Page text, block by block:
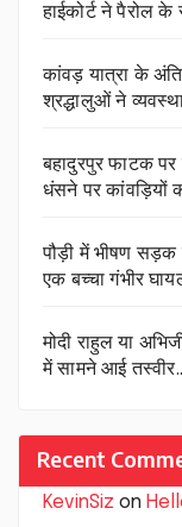
हाईकोर्ट ने पैरोल
कांवड़ यात्रा के
श्रद्धालुओं ने
बहादुरपुर फाटक
धंसने पर कांवड़ियों
पौड़ी में भीषण सड़क
एक बच्चा गंभीर
मोदी राहुल या
में सामने आई
Recent
KevinSiz on